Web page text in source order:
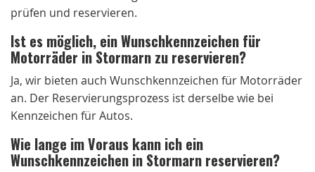
prüfen und reservieren.
Ist es möglich, ein Wunschkennzeichen für
Motorräder in Stormarn zu reservieren?
Ja, wir bieten auch Wunschkennzeichen für Motorräder
an. Der Reservierungsprozess ist derselbe wie bei
Kennzeichen für Autos.
Wie lange im Voraus kann ich ein
Wunschkennzeichen in Stormarn reservieren?